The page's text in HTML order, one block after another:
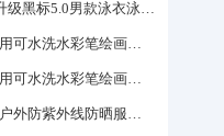
Speedo/速比涛 汪顺同款新升级黑标5.0男款泳衣泳裤温泉游泳套装
丙烯马克笔学生儿童美术专用可水洗水彩笔绘画彩色涂鸦画笔不透色可叠色防水手绘diy丙烯颜料笔水性填色笔
丙烯马克笔学生儿童美术专用可水洗水彩笔绘画彩色涂鸦画笔不透色可叠色防水手绘diy丙烯颜料笔水性填色笔
粉色冰丝防晒衣女款夏薄款户外防紫外线防晒服修身紧身短外套上衣